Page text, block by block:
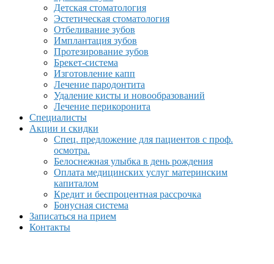
Детская стоматология
Эстетическая стоматология
Отбеливание зубов
Имплантация зубов
Протезирование зубов
Брекет-система
Изготовление капп
Лечение пародонтита
Удаление кисты и новообразований
Лечение перикоронита
Специалисты
Акции и скидки
Спец. предложение для пациентов с проф.
осмотра.
Белоснежная улыбка в день рождения
Оплата медицинских услуг материнским
капиталом
Кредит и беспроцентная рассрочка
Бонусная система
Записаться на прием
Контакты